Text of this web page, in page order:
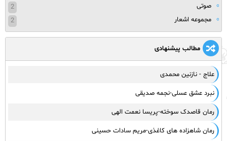
صوتی
2
مجموعه اشعار
2
مطالب پیشنهادی
علاج - نازنین محمدی
نبرد عشق عسلی-نجمه صدیقی
رمان قاصدک سوخته-پریسا نعمت الهی
رمان شاهزاده های کاغذی-مریم سادات حسینی